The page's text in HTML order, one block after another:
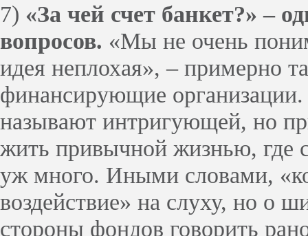
7) «За чей счет банкет?» –
вопросов. «Мы не очень
идея неплохая», – примерно
финансирующие
называют интригующей, но
жить привычной жизнью, где
уж много. Иными словами,
воздействие» на слуху, но о
стороны фондов говорить